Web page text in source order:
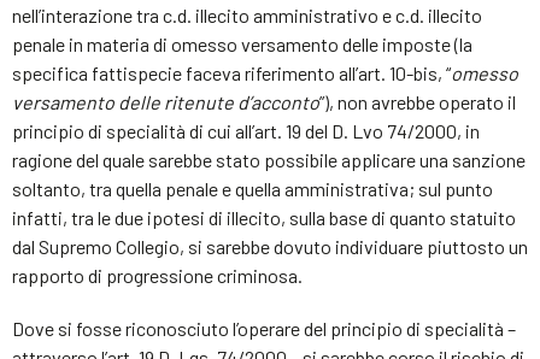
nell’interazione tra c.d. illecito amministrativo e c.d. illecito
penale in materia di omesso versamento delle imposte (la
specifica fattispecie faceva riferimento all’art. 10-bis, “omesso
versamento delle ritenute d’acconto”), non avrebbe operato il
principio di specialità di cui all’art. 19 del D. Lvo 74/2000, in
ragione del quale sarebbe stato possibile applicare una sanzione
soltanto, tra quella penale e quella amministrativa; sul punto
infatti, tra le due ipotesi di illecito, sulla base di quanto statuito
dal Supremo Collegio, si sarebbe dovuto individuare piuttosto un
rapporto di progressione criminosa.
Dove si fosse riconosciuto l’operare del principio di specialità –